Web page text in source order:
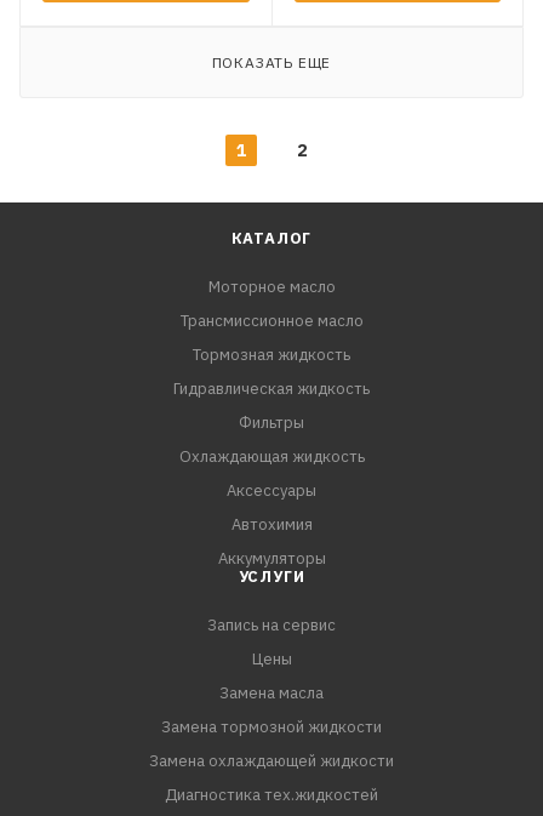
ПОКАЗАТЬ ЕЩЕ
1 2
КАТАЛОГ
Моторное масло
Трансмиссионное масло
Тормозная жидкость
Гидравлическая жидкость
Фильтры
Охлаждающая жидкость
Аксессуары
Автохимия
Аккумуляторы
УСЛУГИ
Запись на сервис
Цены
Замена масла
Замена тормозной жидкости
Замена охлаждающей жидкости
Диагностика тех.жидкостей